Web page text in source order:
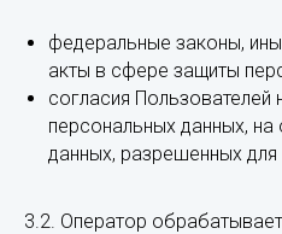
федеральные законы,
акты в сфере защиты
согласия Пользователей
персональных данных,
данных, разрешенных для
3.2. Оператор